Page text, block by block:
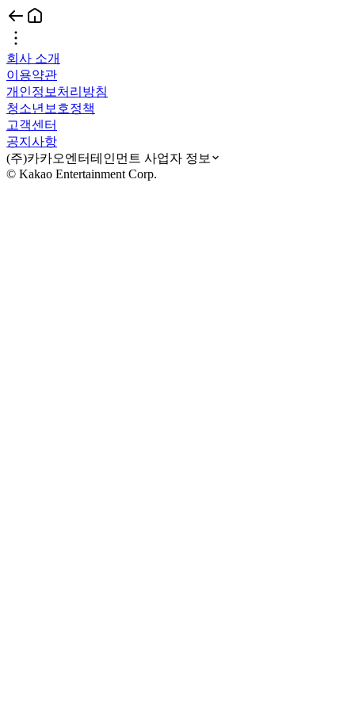
회사 소개
이용약관
개인정보처리방침
청소년보호정책
고객센터
공지사항
(주)카카오엔터테인먼트 사업자 정보
© Kakao Entertainment Corp.